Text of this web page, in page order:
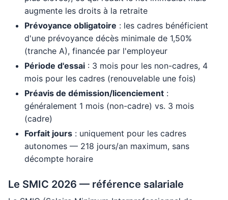
augmente les droits à la retraite
Prévoyance obligatoire : les cadres bénéficient
d'une prévoyance décès minimale de 1,50%
(tranche A), financée par l'employeur
Période d'essai : 3 mois pour les non-cadres, 4
mois pour les cadres (renouvelable une fois)
Préavis de démission/licenciement :
généralement 1 mois (non-cadre) vs. 3 mois
(cadre)
Forfait jours : uniquement pour les cadres
autonomes — 218 jours/an maximum, sans
décompte horaire
Le SMIC 2026 — référence salariale